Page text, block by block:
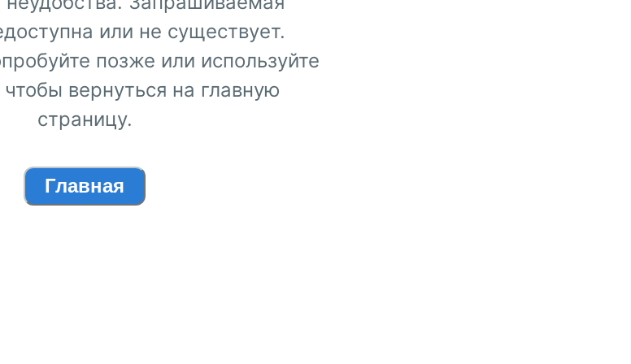
или не существует.
позже или используйте
вернуться на главную
страницу.
Главная